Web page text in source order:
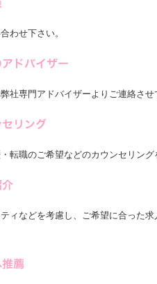
わせ下さい。
社専門アドバイザーよりご連絡させ
転職のご希望などのカウンセリング
ィなどを考慮し、ご希望に合った